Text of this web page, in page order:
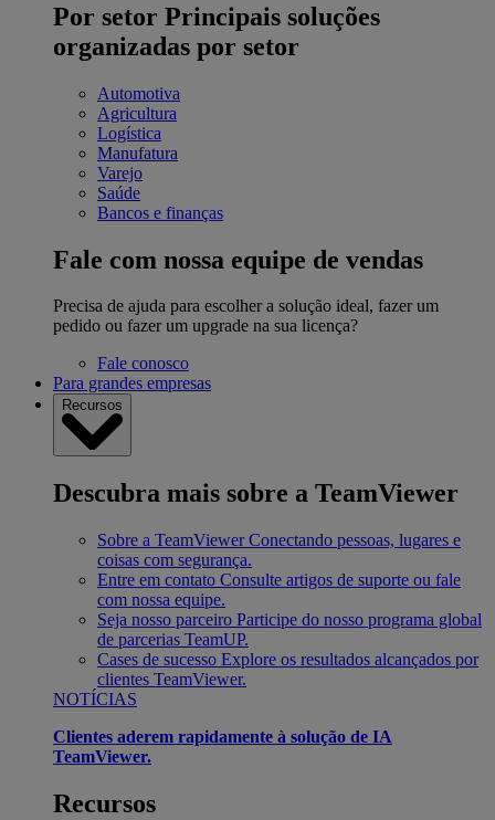
Por setor Principais soluções
organizadas por setor
Automotiva
Agricultura
Logística
Manufatura
Varejo
Saúde
Bancos e finanças
Fale com nossa equipe de vendas
Precisa de ajuda para escolher a solução ideal, fazer um
pedido ou fazer um upgrade na sua licença?
Fale conosco
Para grandes empresas
Recursos
Descubra mais sobre a TeamViewer
Sobre a TeamViewer Conectando pessoas, lugares e
coisas com segurança.
Entre em contato Consulte artigos de suporte ou fale
com nossa equipe.
Seja nosso parceiro Participe do nosso programa global
de parcerias TeamUP.
Cases de sucesso Explore os resultados alcançados por
clientes TeamViewer.
NOTÍCIAS
Clientes aderem rapidamente à solução de IA
TeamViewer.
Recursos